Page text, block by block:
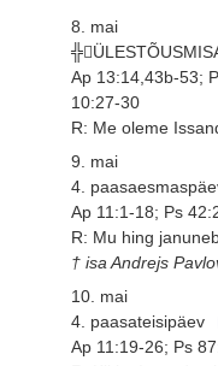
8. mai
Ap 13:14,43b-53;
10:27-30
R: Me oleme
9. mai
4.
Ap 11:1-18; Ps
R: Mu hing
† isa Andrejs
10. mai
4. paasateisipäev
Ap 11:19-26; Ps